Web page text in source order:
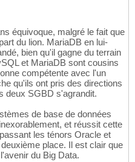
équivoque, malgré le fait que
du lion. MariaDB en lui-
bien qu'il gagne du terrain
et MariaDB sont cousins
compétente avec l'un
qu'ils ont pris des directions
deux SGBD s'agrandit.
de base de données
et réussit cette
les ténors Oracle et
place. Il est clair que
du Big Data.